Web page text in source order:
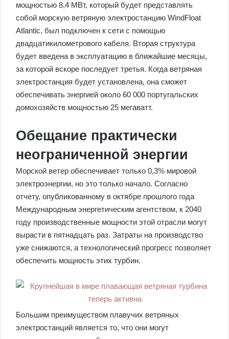
мощностью 8,4 МВт, который будет представлять
собой морскую ветряную электростанцию WindFloat
Atlantic, был подключен к сети с помощью
двадцатикилометрового кабеля. Вторая структура
будет введена в эксплуатацию в ближайшие месяцы,
за которой вскоре последует третья. Когда ветряная
электростанция будет установлена, она сможет
обеспечивать энергией около 60 000 португальских
домохозяйств мощностью 25 мегаватт.
Обещание практически
неограниченной энергии
Морской ветер обеспечивает только 0,3% мировой
электроэнергии, но это только начало. Согласно
отчету, опубликованному в октябре прошлого года
Международным энергетическим агентством, к 2040
году производственные мощности этой отрасли могут
вырасти в пятнадцать раз. Затраты на производство
уже снижаются, а технологический прогресс позволяет
обеспечить мощность этих турбин.
Большим преимуществом плавучих ветряных
электростанций является то, что они могут